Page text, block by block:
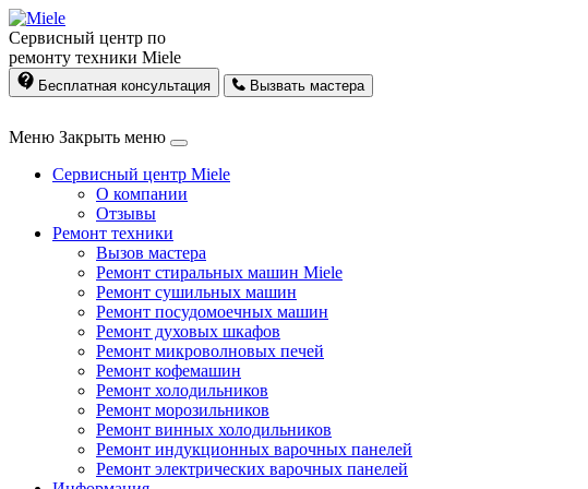
Сервисный центр по
ремонту техники Miele
Бесплатная консультация Вызвать мастера
Меню Закрыть меню
Сервисный центр Miele
О компании
Отзывы
Ремонт техники
Вызов мастера
Ремонт стиральных машин Miele
Ремонт сушильных машин
Ремонт посудомоечных машин
Ремонт духовых шкафов
Ремонт микроволновых печей
Ремонт кофемашин
Ремонт холодильников
Ремонт морозильников
Ремонт винных холодильников
Ремонт индукционных варочных панелей
Ремонт электрических варочных панелей